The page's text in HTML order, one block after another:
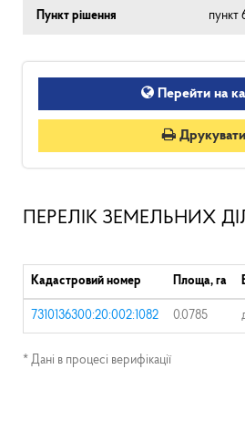
Пункт рішення пункт
Перейти на
Друкувати
ПЕРЕЛІК ЗЕМЕЛЬНИХ
Кадастровий номер Площа, га
7310136300:20:002:1082 0.0785
* Дані в процесі верифікації